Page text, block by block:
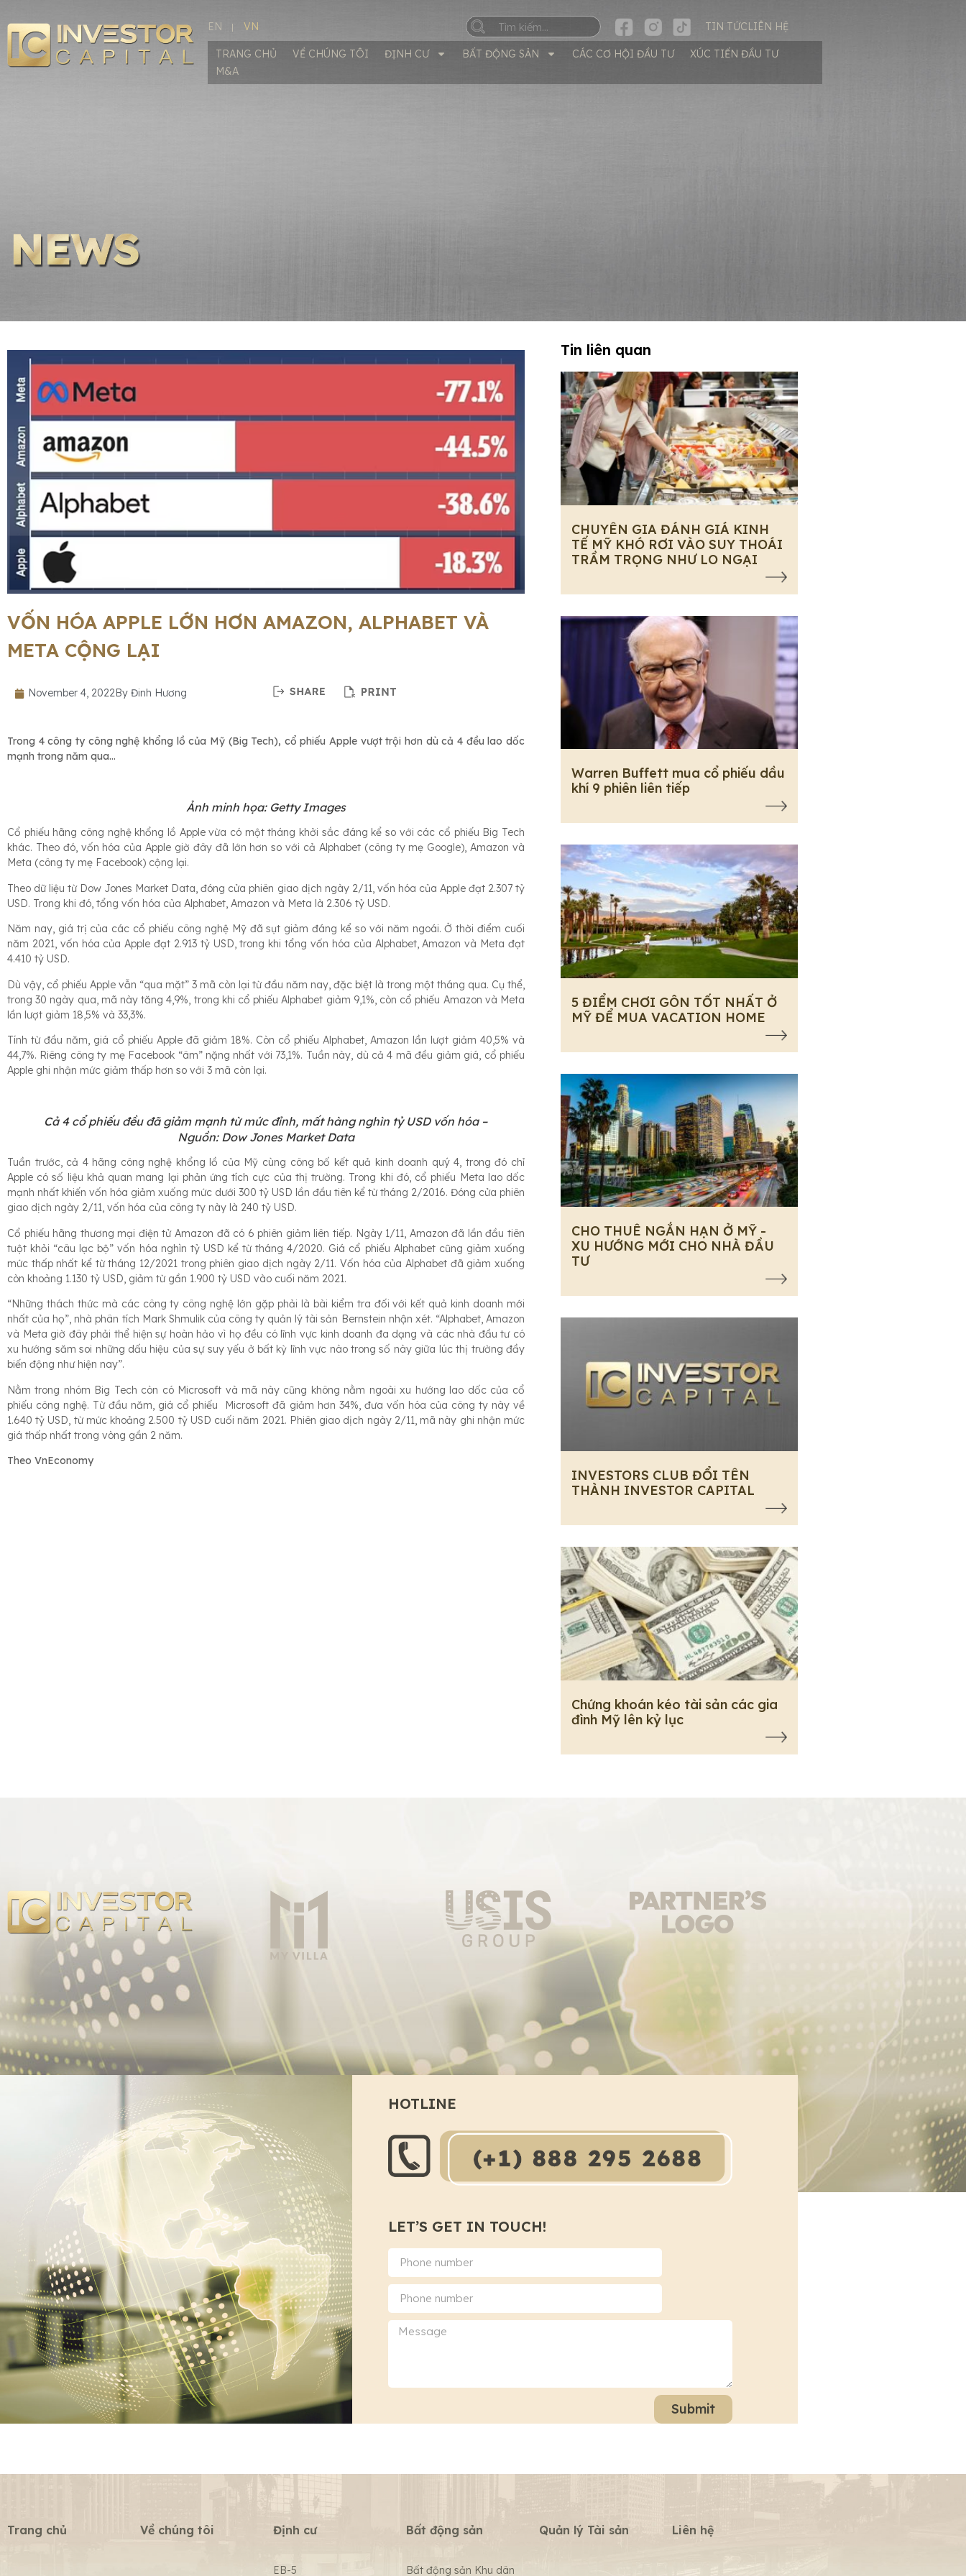
EN VN TIN TỨCLIÊN HỆ
TRANG CHỦ VỀ CHÚNG TÔI ĐỊNH CƯ BẤT ĐỘNG SẢN CÁC CƠ HỘI ĐẦU TƯ
XÚC TIẾN ĐẦU TƯ
M&A
VỐN HÓA APPLE LỚN HƠN AMAZON, ALPHABET VÀ
META CỘNG LẠI
November 4, 2022By Đinh Hương
Trong 4 công ty công nghệ khổng lồ của Mỹ (Big Tech), cổ phiếu Apple vượt trội hơn dù cả 4 đều lao dốc
mạnh trong năm qua…
Ảnh minh họa: Getty Images
Cổ phiếu hãng công nghệ khổng lồ Apple vừa có một tháng khởi sắc đáng kể so với các cổ phiếu Big Tech
khác. Theo đó, vốn hóa của Apple giờ đây đã lớn hơn so với cả Alphabet (công ty mẹ Google), Amazon và
Meta (công ty mẹ Facebook) cộng lại.
Theo dữ liệu từ Dow Jones Market Data, đóng cửa phiên giao dịch ngày 2/11, vốn hóa của Apple đạt 2.307 tỷ
USD. Trong khi đó, tổng vốn hóa của Alphabet, Amazon và Meta là 2.306 tỷ USD.
Năm nay, giá trị của các cổ phiếu công nghệ Mỹ đã sụt giảm đáng kể so với năm ngoái. Ở thời điểm cuối
năm 2021, vốn hóa của Apple đạt 2.913 tỷ USD, trong khi tổng vốn hóa của Alphabet, Amazon và Meta đạt
4.410 tỷ USD.
Dù vậy, cổ phiếu Apple vẫn “qua mặt” 3 mã còn lại từ đầu năm nay, đặc biệt là trong một tháng qua. Cụ thể,
trong 30 ngày qua, mã này tăng 4,9%, trong khi cổ phiếu Alphabet giảm 9,1%, còn cổ phiếu Amazon và Meta
lần lượt giảm 18,5% và 33,3%.
Tính từ đầu năm, giá cổ phiếu Apple đã giảm 18%. Còn cổ phiếu Alphabet, Amazon lần lượt giảm 40,5% và
44,7%. Riêng công ty mẹ Facebook “âm” nặng nhất với 73,1%. Tuần này, dù cả 4 mã đều giảm giá, cổ phiếu
Apple ghi nhận mức giảm thấp hơn so với 3 mã còn lại.
Cả 4 cổ phiếu đều đã giảm mạnh từ mức đỉnh, mất hàng nghìn tỷ USD vốn hóa –
Nguồn: Dow Jones Market Data
Tuần trước, cả 4 hãng công nghệ khổng lồ của Mỹ cùng công bố kết quả kinh doanh quý 4, trong đó chỉ
Apple có số liệu khả quan mang lại phản ứng tích cực của thị trường. Trong khi đó, cổ phiếu Meta lao dốc
mạnh nhất khiến vốn hóa giảm xuống mức dưới 300 tỷ USD lần đầu tiên kể từ tháng 2/2016. Đóng cửa phiên
giao dịch ngày 2/11, vốn hóa của công ty này là 240 tỷ USD.
Cổ phiếu hãng thương mại điện tử Amazon đã có 6 phiên giảm liên tiếp. Ngày 1/11, Amazon đã lần đầu tiên
tuột khỏi “câu lạc bộ” vốn hóa nghìn tỷ USD kể từ tháng 4/2020. Giá cổ phiếu Alphabet cũng giảm xuống
mức thấp nhất kể từ tháng 12/2021 trong phiên giao dịch ngày 2/11. Vốn hóa của Alphabet đã giảm xuống
còn khoảng 1.130 tỷ USD, giảm từ gần 1.900 tỷ USD vào cuối năm 2021.
“Những thách thức mà các công ty công nghệ lớn gặp phải là bài kiểm tra đối với kết quả kinh doanh mới
nhất của họ”, nhà phân tích Mark Shmulik của công ty quản lý tài sản Bernstein nhận xét. “Alphabet, Amazon
và Meta giờ đây phải thể hiện sự hoàn hảo vì họ đều có lĩnh vực kinh doanh đa dạng và các nhà đầu tư có
xu hướng săm soi những dấu hiệu của sự suy yếu ở bất kỳ lĩnh vực nào trong số này giữa lúc thị trường đầy
biến động như hiện nay”.
Nằm trong nhóm Big Tech còn có Microsoft và mã này cũng không nằm ngoài xu hướng lao dốc của cổ
phiếu công nghệ. Từ đầu năm, giá cổ phiếu Microsoft đã giảm hơn 34%, đưa vốn hóa của công ty này về
1.640 tỷ USD, từ mức khoảng 2.500 tỷ USD cuối năm 2021. Phiên giao dịch ngày 2/11, mã này ghi nhận mức
giá thấp nhất trong vòng gần 2 năm.
Theo VnEconomy
Tin liên quan
CHUYÊN GIA ĐÁNH GIÁ KINH
TẾ MỸ KHÓ RƠI VÀO SUY THOÁI
TRẦM TRỌNG NHƯ LO NGẠI
Warren Buffett mua cổ phiếu dầu
khí 9 phiên liên tiếp
5 ĐIỂM CHƠI GÔN TỐT NHẤT Ở
MỸ ĐỂ MUA VACATION HOME
CHO THUÊ NGẮN HẠN Ở MỸ -
XU HƯỚNG MỚI CHO NHÀ ĐẦU
TƯ
INVESTORS CLUB ĐỔI TÊN
THÀNH INVESTOR CAPITAL
Chứng khoán kéo tài sản các gia
đình Mỹ lên kỷ lục
HOTLINE
LET’S GET IN TOUCH!
Submit
Trang chủ Về chúng tôi Định cư
EB-5
Bất động sản
Bất động sản Khu dân
Quản lý Tài sản Liên hệ